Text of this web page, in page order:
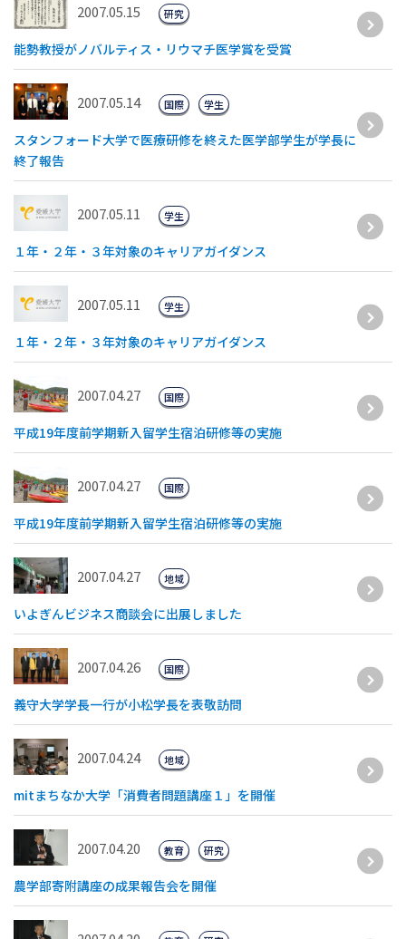
2007.05.15
能勢教授がノバルティス・リウマチ医学賞を受賞
研究
2007.05.14
スタンフォード大学で医療研修を終えた医学部学生が学長に
終了報告
国際 学生
2007.05.11
１年・２年・３年対象のキャリアガイダンス
学生
2007.05.11
１年・２年・３年対象のキャリアガイダンス
学生
2007.04.27
平成19年度前学期新入留学生宿泊研修等の実施
国際
2007.04.27
平成19年度前学期新入留学生宿泊研修等の実施
国際
2007.04.27
いよぎんビジネス商談会に出展しました
地域
2007.04.26
義守大学学長一行が小松学長を表敬訪問
国際
2007.04.24
mitまちなか大学「消費者問題講座１」を開催
地域
2007.04.20
農学部寄附講座の成果報告会を開催
教育 研究